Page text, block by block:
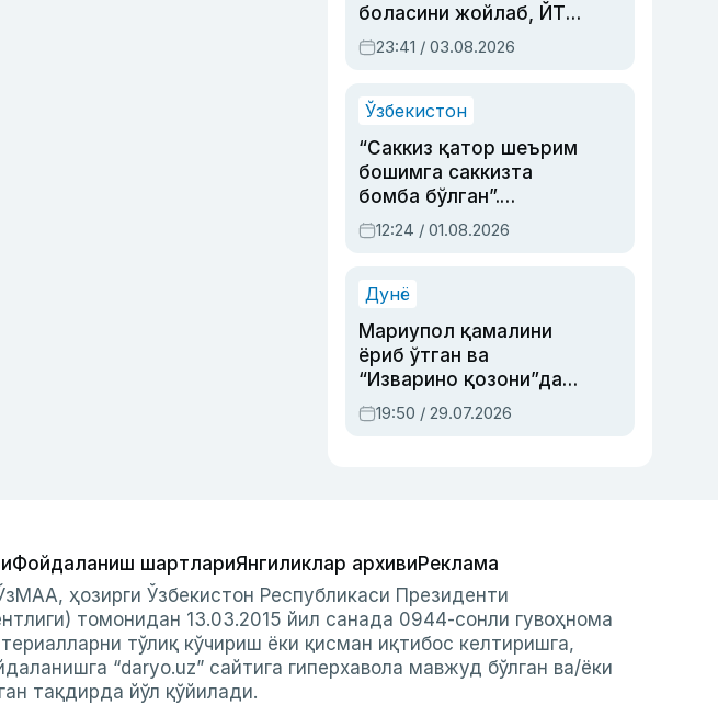
боласини жойлаб, ЙТҲ
содир этган аёлга суд
ҳукми ўқилди
23:41 / 03.08.2026
Ўзбекистон
“Саккиз қатор шеърим
бошимга саккизта
бомба бўлган”.
Абдулла Ориповни
сиёсий айбловлардан
12:24 / 01.08.2026
Дунё
Мариупол қамалини
ёриб ўтган ва
“Изварино қозони”дан
чиққан қаҳрамон —
Украина армияси бош
19:50 / 29.07.2026
Фойдаланиш шартлариЯнгиликлар архивиРеклама
ҳозирги Ўзбекистон Республикаси Президенти
томонидан 13.03.2015 йил санада 0944-сонли гувоҳнома
тўлиқ кўчириш ёки қисман иқтибос келтиришга,
“daryo.uz” сайтига гиперхавола мавжуд бўлган ва/ёки
тақдирда йўл қўйилади.